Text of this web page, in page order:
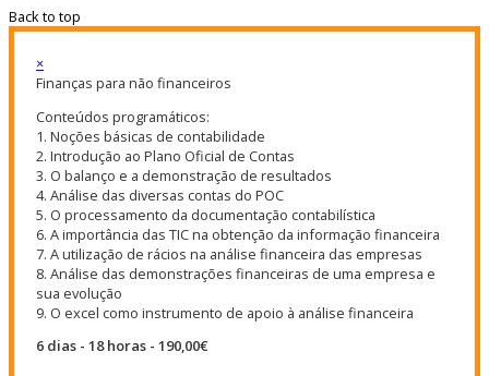
Back to top
×
Finanças para não financeiros
Conteúdos programáticos:
1. Noções básicas de contabilidade
2. Introdução ao Plano Oficial de Contas
3. O balanço e a demonstração de resultados
4. Análise das diversas contas do POC
5. O processamento da documentação contabilística
6. A importância das TIC na obtenção da informação financeira
7. A utilização de rácios na análise financeira das empresas
8. Análise das demonstrações financeiras de uma empresa e
sua evolução
9. O excel como instrumento de apoio à análise financeira
6 dias - 18 horas - 190,00€